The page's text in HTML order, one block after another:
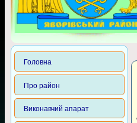
Головна
Про район
Виконавчий апарат